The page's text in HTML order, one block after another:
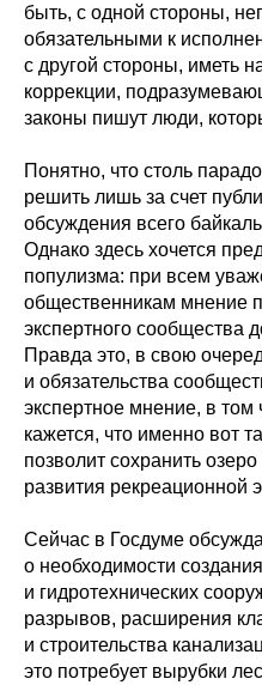
быть, с одной стороны,
обязательными к
с другой стороны, иметь
коррекции,
законы пишут люди,
Понятно, что столь
решить лишь за счет
обсуждения всего
Однако здесь хочется
популизма: при всем
общественникам мнение
экспертного сообщества
Правда это, в свою
и обязательства
экспертное мнение, в
кажется, что именно вот
позволит сохранить
развития рекреационной
Сейчас в Госдуме
о необходимости
и гидротехнических
разрывов, расширения
и строительства
это потребует вырубки